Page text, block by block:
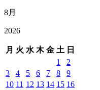
8月
2026
月 火 水 木 金 土 日
1
2
3
4 5 6 7 8
9
10 11 12 13 14 15 16